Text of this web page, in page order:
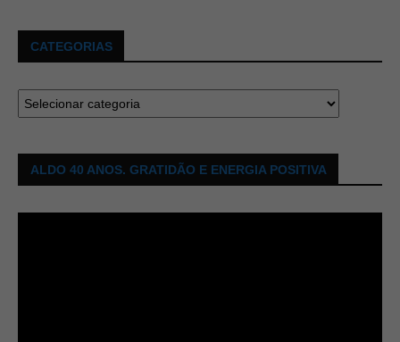
CATEGORIAS
ALDO 40 ANOS. GRATIDÃO E ENERGIA POSITIVA